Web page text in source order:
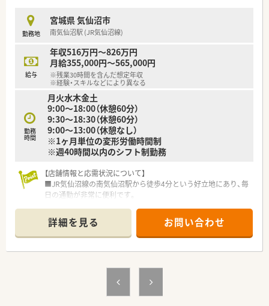
積極的に挑戦し続ける姿勢を大切にしています。
【こんな方にオススメ】
■総合科目の処方箋に触れながら幅広い薬学知識を身につけ、薬
剤師としての専門性を高めたい方に最適です。
■在宅医療のノウハウをしっかりと学び、地域医療の最前線で貢
献したいと考えている方におすすめの職場です。
■プライベートの時間も大切にしながら、安定した収入と充実し
た福利厚生の中で長く働きたい方に向いています。
勤務地
宮城県 気仙沼市
南気仙沼駅 (JR気仙沼線)
給与
年収516万円～826万円
月給355,000円～565,000円
※残業30時間を含んだ想定年収
※経験・スキルなどにより異なる
勤務
時間
月火水木金土
9:00～18:00（休憩60分）
9:30～18:30（休憩60分）
9:00～13:00（休憩なし）
※1ヶ月単位の変形労働時間制
※週40時間以内のシフト制勤務
【店舗情報と応需状況について】
■JR気仙沼線の南気仙沼駅から徒歩4分という好立地にあり、毎
日の通勤が非常に便利です。
理なく対応しています。
■現在は常勤の薬剤師2名体制で運営しており、互いに連携を取
りながら業務を行っています。
■医療や介護、福祉など5つの柱を持つ健康の総合商社として、
安定した経営基盤があります。
詳細を見る お問い合わせ